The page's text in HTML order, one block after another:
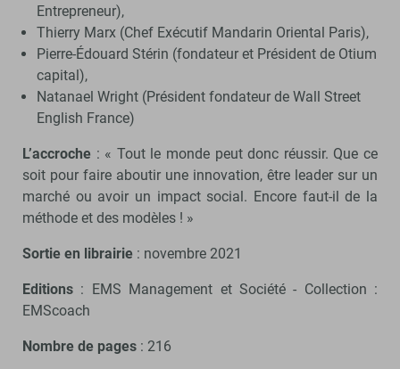
Entrepreneur),
Thierry Marx (Chef Exécutif Mandarin Oriental Paris),
Pierre-Édouard Stérin (fondateur et Président de Otium
capital),
Natanael Wright (Président fondateur de Wall Street
English France)
L’accroche : « Tout le monde peut donc réussir. Que ce
soit pour faire aboutir une innovation, être leader sur un
marché ou avoir un impact social. Encore faut-il de la
méthode et des modèles ! »
Sortie en librairie : novembre 2021
Editions : EMS Management et Société - Collection :
EMScoach
Nombre de pages : 216